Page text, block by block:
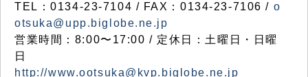
TEL：0134-23-7104 / FAX：0134-23-7106 / o
otsuka@upp.biglobe.ne.jp
営業時間：8:00〜17:00 / 定休日：土曜日・日曜
日
http://www.ootsuka@kvp.biglobe.ne.jp